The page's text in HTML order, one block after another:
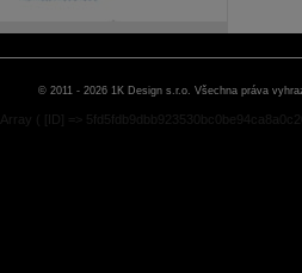
© 2011 - 2026 1K Design s.r.o. Všechna práva
Array ( [ID] =>